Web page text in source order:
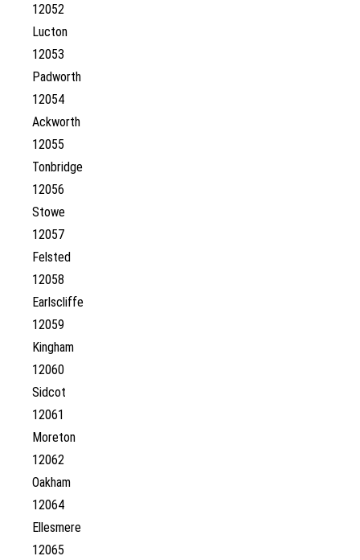
12052
Lucton
12053
Padworth
12054
Ackworth
12055
Tonbridge
12056
Stowe
12057
Felsted
12058
Earlscliffe
12059
Kingham
12060
Sidcot
12061
Moreton
12062
Oakham
12064
Ellesmere
12065